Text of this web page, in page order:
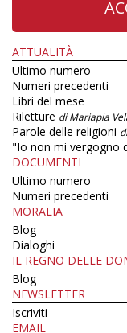
ATTUALITÀ
Ultimo numero
Numeri precedenti
Libri del mese
Riletture di Mariapia
Parole delle religioni
"Io non mi vergogno
DOCUMENTI
Ultimo numero
Numeri precedenti
MORALIA
Blog
Dialoghi
IL REGNO DELLE
Blog
NEWSLETTER
Iscriviti
EMAIL